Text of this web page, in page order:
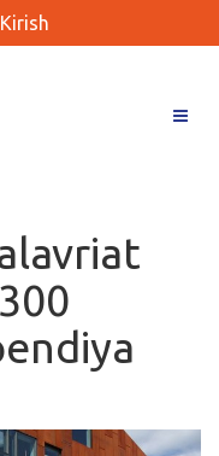
Kirish